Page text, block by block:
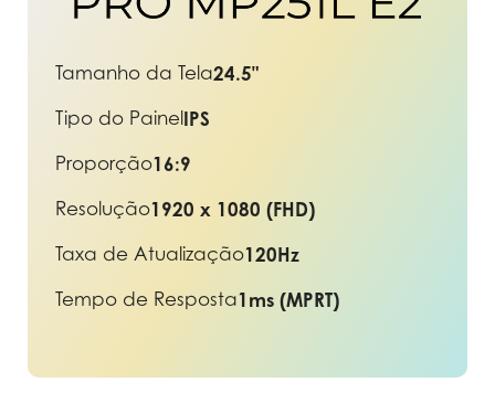
Tamanho da Tela24.5"
Tipo do Painel IPS
Proporção16:9
Resolução1920 x 1080 (FHD)
Taxa de Atualização120Hz
Tempo de Resposta1ms (MPRT)